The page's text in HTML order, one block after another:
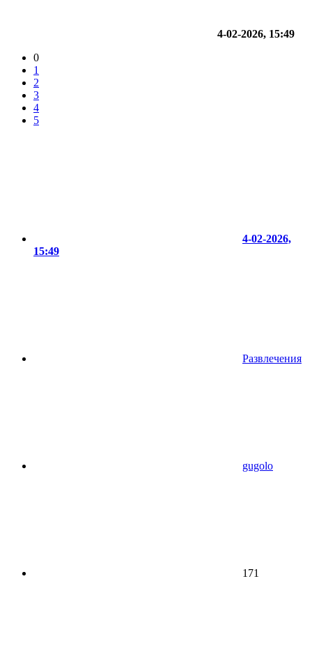
4-02-2026, 15:49
0
1
2
3
4
5
4-02-2026,
15:49
Развлечения
gugolo
171